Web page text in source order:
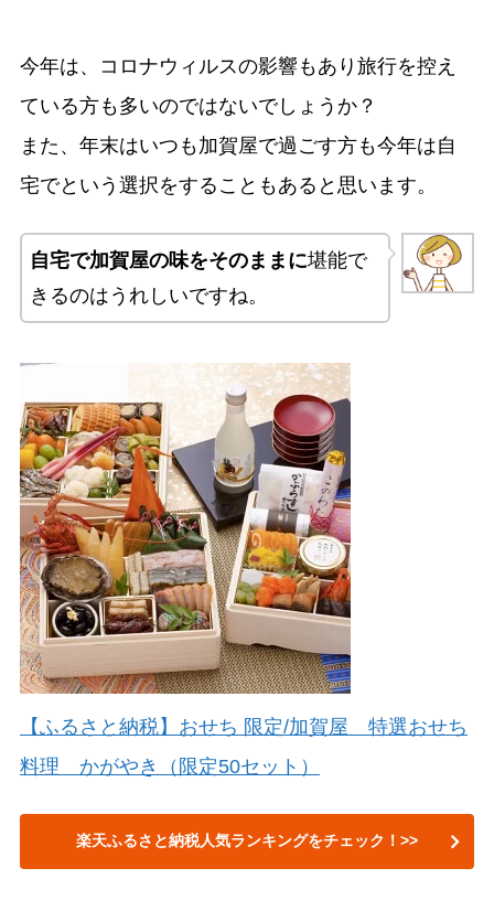
今年は、コロナウィルスの影響もあり旅行を控え
ている方も多いのではないでしょうか？
また、年末はいつも加賀屋で過ごす方も今年は自
宅でという選択をすることもあると思います。
自宅で加賀屋の味をそのままに堪能で
きるのはうれしいですね。
【ふるさと納税】おせち 限定/加賀屋 特選おせち
料理 かがやき（限定50セット）
楽天ふるさと納税人気ランキングをチェック！>>